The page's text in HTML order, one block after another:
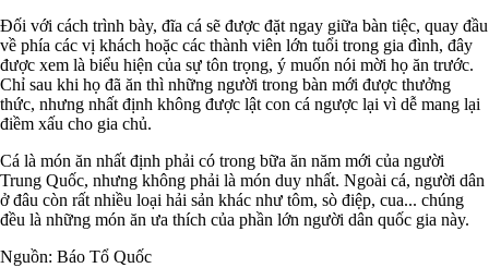
Đối với cách trình bày, đĩa cá sẽ được đặt ngay giữa bàn tiệc, quay đầu
về phía các vị khách hoặc các thành viên lớn tuổi trong gia đình, đây
được xem là biểu hiện của sự tôn trọng, ý muốn nói mời họ ăn trước.
Chỉ sau khi họ đã ăn thì những người trong bàn mới được thưởng
thức, nhưng nhất định không được lật con cá ngược lại vì dễ mang lại
điềm xấu cho gia chủ.
Cá là món ăn nhất định phải có trong bữa ăn năm mới của người
Trung Quốc, nhưng không phải là món duy nhất. Ngoài cá, người dân
ở đâu còn rất nhiều loại hải sản khác như tôm, sò điệp, cua... chúng
đều là những món ăn ưa thích của phần lớn người dân quốc gia này.
Nguồn: Báo Tổ Quốc